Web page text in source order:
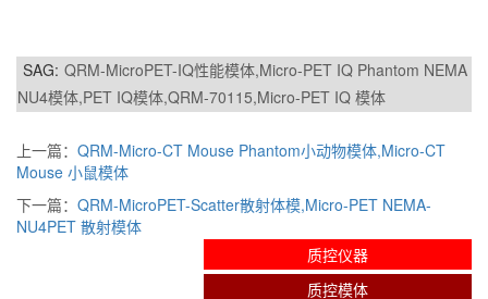
SAG: QRM-MicroPET-IQ性能模体,Micro-PET IQ Phantom NEMA
NU4模体,PET IQ模体,QRM-70115,Micro-PET IQ 模体
上一篇： QRM-Micro-CT Mouse Phantom小动物模体,Micro-CT
Mouse 小鼠模体
下一篇： QRM-MicroPET-Scatter散射体模,Micro-PET NEMA-
NU4PET 散射模体
质控仪器
质控模体